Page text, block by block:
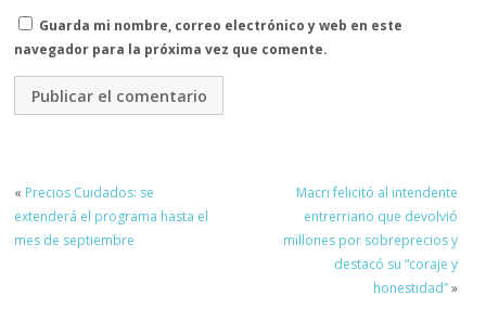
Guarda mi nombre, correo electrónico y web en este
navegador para la próxima vez que comente.
« Precios Cuidados: se
extenderá el programa hasta el
mes de septiembre
Macri felicitó al intendente
entrerriano que devolvió
millones por sobreprecios y
destacó su “coraje y
honestidad”»